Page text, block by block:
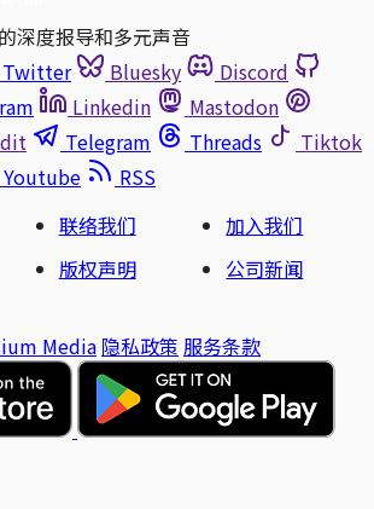
深度报导和多元声音
Twitter Bluesky
Discord
Linkedin
Mastodon
Telegram Threads
Tiktok
Youtube
RSS
联络我们
加入我们
版权声明
公司新闻
Media 隐私政策 服务条款